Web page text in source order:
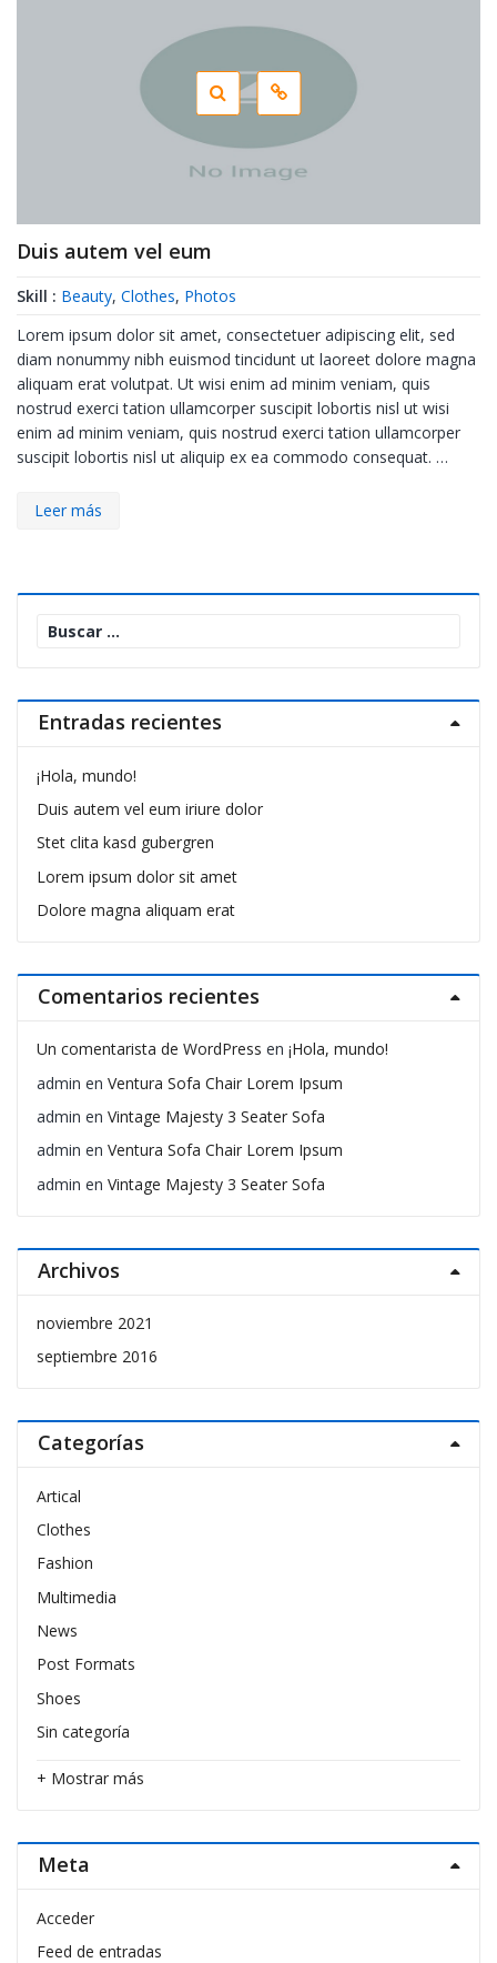
Duis autem vel eum
Skill : Beauty, Clothes, Photos
Lorem ipsum dolor sit amet, consectetuer adipiscing elit, sed
diam nonummy nibh euismod tincidunt ut laoreet dolore magna
aliquam erat volutpat. Ut wisi enim ad minim veniam, quis
nostrud exerci tation ullamcorper suscipit lobortis nisl ut wisi
enim ad minim veniam, quis nostrud exerci tation ullamcorper
suscipit lobortis nisl ut aliquip ex ea commodo consequat. …
Leer más
Buscar:
Entradas recientes
¡Hola, mundo!
Duis autem vel eum iriure dolor
Stet clita kasd gubergren
Lorem ipsum dolor sit amet
Dolore magna aliquam erat
Comentarios recientes
Un comentarista de WordPress en ¡Hola, mundo!
admin en Ventura Sofa Chair Lorem Ipsum
admin en Vintage Majesty 3 Seater Sofa
admin en Ventura Sofa Chair Lorem Ipsum
admin en Vintage Majesty 3 Seater Sofa
Archivos
noviembre 2021
septiembre 2016
Categorías
Artical
Clothes
Fashion
Multimedia
News
Post Formats
Shoes
Sin categoría
+ Mostrar más
Meta
Acceder
Feed de entradas